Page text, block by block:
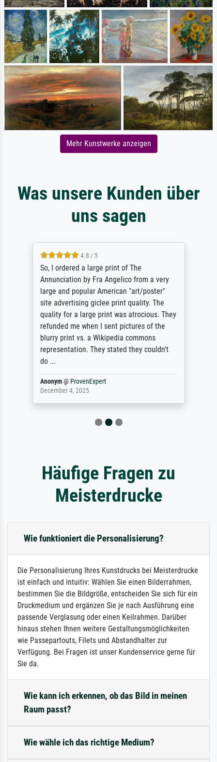
Mehr Kunstwerke anzeigen
Was unsere Kunden über
uns sagen
4.8 / 5
So, I ordered a large print of The
Annunciation by Fra Angelico from a very
large and popular American "art/poster"
site advertising giclee print quality. The
quality for a large print was atrocious. They
refunded me when I sent pictures of the
blurry print vs. a Wikipedia commons
representation. They stated they couldn't
do ...
Anonym@ ProvenExpert
December 4, 2025
Häufige Fragen zu
Meisterdrucke
Wie funktioniert die Personalisierung?
Die Personalisierung Ihres Kunstdrucks bei Meisterdrucke
ist einfach und intuitiv: Wählen Sie einen Bilderrahmen,
bestimmen Sie die Bildgröße, entscheiden Sie sich für ein
Druckmedium und ergänzen Sie je nach Ausführung eine
passende Verglasung oder einen Keilrahmen. Darüber
hinaus stehen Ihnen weitere Gestaltungsmöglichkeiten
wie Passepartouts, Filets und Abstandhalter zur
Verfügung. Bei Fragen ist unser Kundenservice gerne für
Sie da.
Wie kann ich erkennen, ob das Bild in meinen
Raum passt?
Wie wähle ich das richtige Medium?